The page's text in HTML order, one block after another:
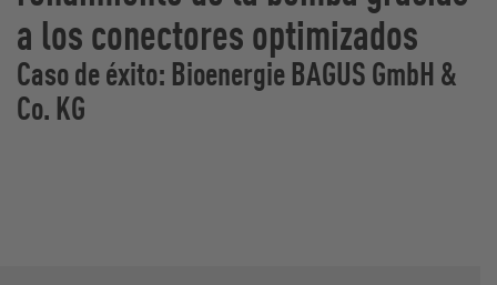
a los conectores optimizados
Caso de éxito: Bioenergie BAGUS GmbH &
Co. KG